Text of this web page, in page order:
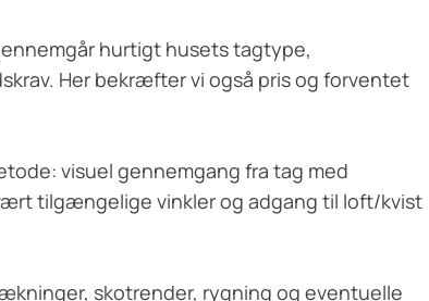
hurtigt husets tagtype,
Her bekræfter vi også pris og forventet
visuel gennemgang fra tag med
tilgængelige vinkler og adgang til loft/kvist
skotrender, rygning og eventuelle